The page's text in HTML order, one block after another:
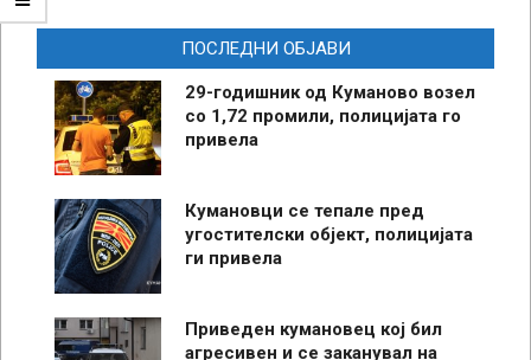
ПОСЛЕДНИ ОБЈАВИ
29-годишник од Куманово возел
со 1,72 промили, полицијата го
привела
Кумановци се тепале пред
угостителски објект, полицијата
ги привела
Приведен кумановец кој бил
агресивен и се заканувал на